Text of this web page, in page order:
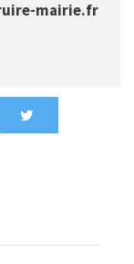
mairie.fr